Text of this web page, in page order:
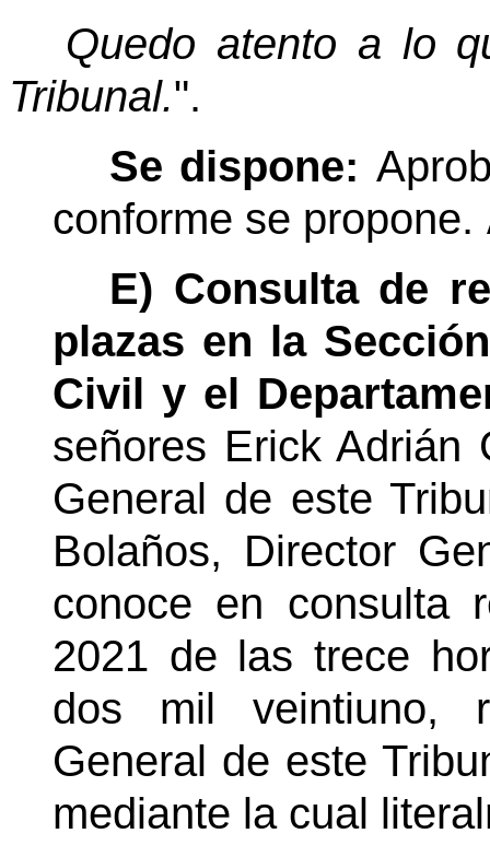
Quedo atento a lo
Tribunal.".
Se dispone:
conforme se propone.
E) Consulta de
plazas en la
Civil y el
señores Erick Adrián
General de este
Bolaños, Director
conoce en consulta
2021 de las trece
dos mil veintiuno,
General de este
mediante la cual